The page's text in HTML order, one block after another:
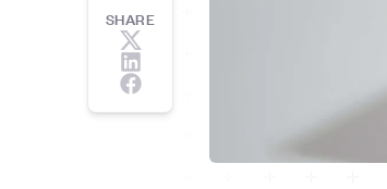
SHARE